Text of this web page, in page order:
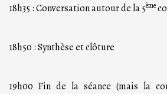
18h35 : Conversation autour de la 5ème
18h50 : Synthèse et clôture
19h00 Fin de la séance (mais la